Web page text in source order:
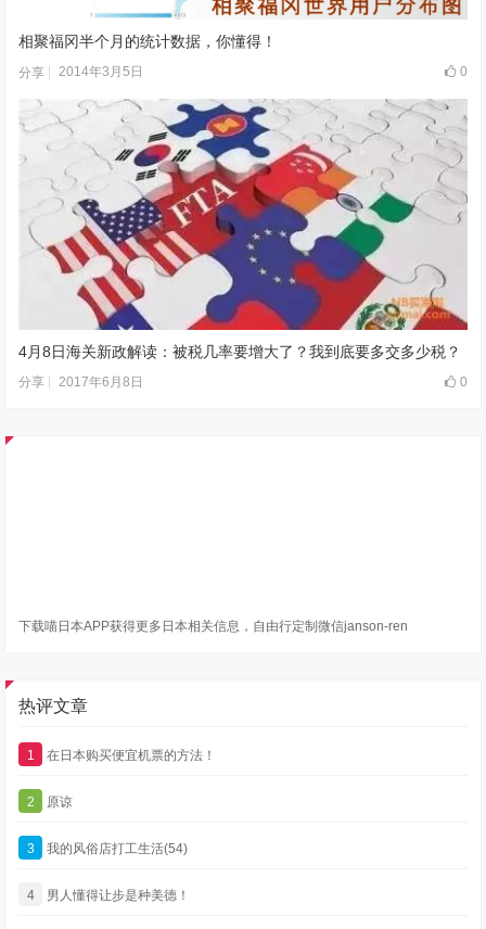
相聚福冈半个月的统计数据，你懂得！
分享 2014年3月5日 0
4月8日海关新政解读：被税几率要增大了？我到底要多交多少税？
分享 2017年6月8日 0
下载喵日本APP获得更多日本相关信息，自由行定制微信janson-ren
热评文章
1 在日本购买便宜机票的方法！
2 原谅
3 我的风俗店打工生活(54)
4 男人懂得让步是种美德！